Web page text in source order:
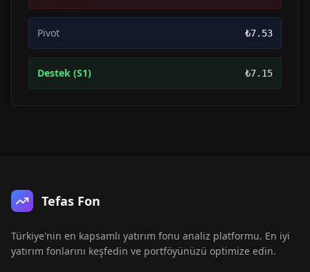
Pivot ₺7.53
Destek (S1) ₺7.15
Tefas Fon
Türkiye'nin en kapsamlı yatırım fonu analiz platformu. En iyi
yatırım fonlarını keşfedin ve portföyünüzü optimize edin.